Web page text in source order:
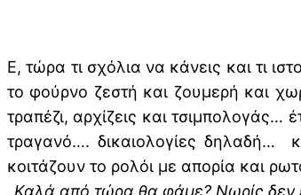
Ε, τώρα τι σχόλια να κάνεις και τι
το φούρνο ζεστή και ζουμερή και
τραπέζι, αρχίζεις και
τραγανό…. δικαιολογίες δηλαδή…
κοιτάζουν το ρολόι με απορία και
Καλά από τώρα θα φάμε? Νωρίς δεν